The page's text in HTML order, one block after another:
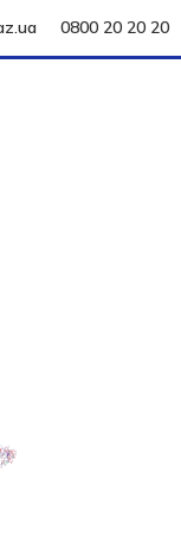
0800 20 20 20